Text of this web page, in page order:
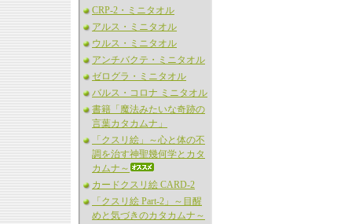
CRP-2・ミニタオル
アルス・ミニタオル
ウルス・ミニタオル
アンチバクテ・ミニタオル
ゼログラ・ミニタオル
バルス・コロナ ミニタオル
書籍「魔法みたいな奇跡の
言葉カタカムナ」
「クスリ絵」～心と体の不
調を治す神聖幾何学とカタ
カムナ～
カードクスリ絵 CARD-2
「クスリ絵 Part-2」～目醒
めと気づきのカタカムナ～